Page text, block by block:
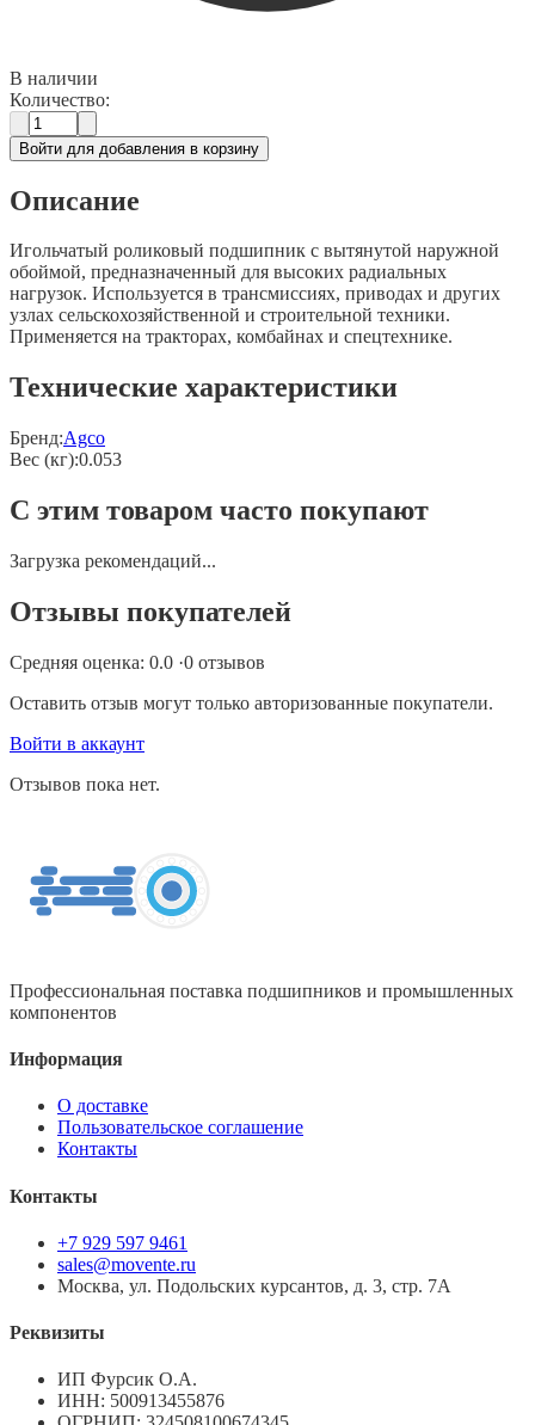
В наличии
Количество:
Войти для добавления в корзину
Описание
Игольчатый роликовый подшипник с вытянутой наружной
обоймой, предназначенный для высоких радиальных
нагрузок. Используется в трансмиссиях, приводах и других
узлах сельскохозяйственной и строительной техники.
Применяется на тракторах, комбайнах и спецтехнике.
Технические характеристики
Бренд:Agco
Вес (кг):0.053
С этим товаром часто покупают
Загрузка рекомендаций...
Отзывы покупателей
Средняя оценка: 0.0 ·0 отзывов
Оставить отзыв могут только авторизованные покупатели.
Войти в аккаунт
Отзывов пока нет.
Профессиональная поставка подшипников и промышленных
компонентов
Информация
О доставке
Пользовательское соглашение
Контакты
Контакты
+7 929 597 9461
sales@movente.ru
Москва, ул. Подольских курсантов, д. 3, стр. 7А
Реквизиты
ИП Фурсик О.А.
ИНН: 500913455876